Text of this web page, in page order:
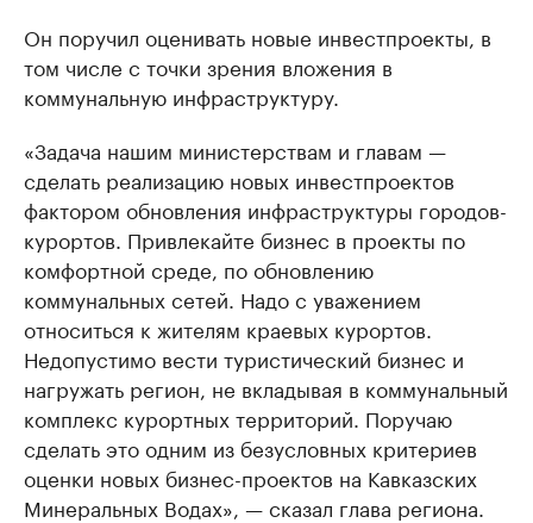
Он поручил оценивать новые инвестпроекты, в
том числе с точки зрения вложения в
коммунальную инфраструктуру.
«Задача нашим министерствам и главам —
сделать реализацию новых инвестпроектов
фактором обновления инфраструктуры городов-
курортов. Привлекайте бизнес в проекты по
комфортной среде, по обновлению
коммунальных сетей. Надо с уважением
относиться к жителям краевых курортов.
Недопустимо вести туристический бизнес и
нагружать регион, не вкладывая в коммунальный
комплекс курортных территорий. Поручаю
сделать это одним из безусловных критериев
оценки новых бизнес-проектов на Кавказских
Минеральных Водах», — сказал глава региона.